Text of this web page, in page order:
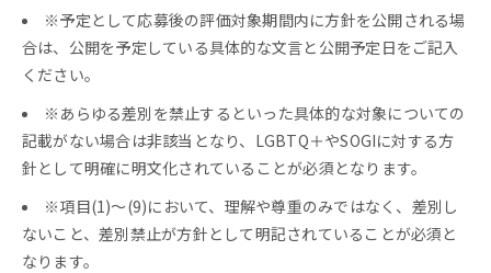
※予定として応募後の評価対象期間内に方針を公開される場
合は、公開を予定している具体的な文言と公開予定日をご記入
ください。
※あらゆる差別を禁止するといった具体的な対象についての
記載がない場合は非該当となり、LGBTQ＋やSOGIに対する方
針として明確に明文化されていることが必須となります。
※項目(1)〜(9)において、理解や尊重のみではなく、差別し
ないこと、差別禁止が方針として明記されていることが必須と
なります。